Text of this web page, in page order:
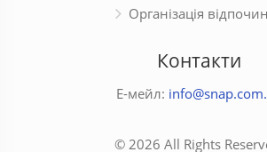
Організація
Контакти
Е-мейл:
© 2026 All Rights